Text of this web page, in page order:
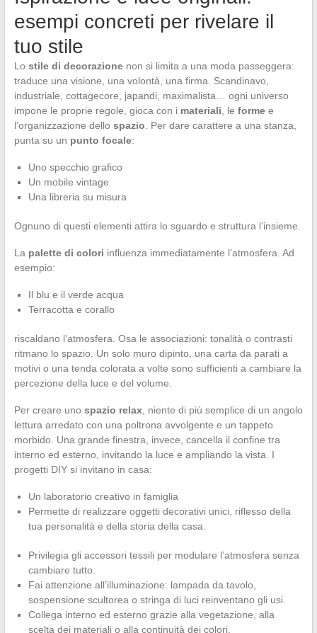
esempi concreti per rivelare il
tuo stile
Lo stile di decorazionenon si limita a una moda passeggera:
traduce una visione, una volontà, una firma. Scandinavo,
industriale, cottagecore, japandi, maximalista… ogni universo
impone le proprie regole, gioca con i materiali , le formee
l’organizzazione dello spazio . Per dare carattere a una stanza,
punta su un punto focale:
Uno specchio grafico
Un mobile vintage
Una libreria su misura
Ognuno di questi elementi attira lo sguardo e struttura l’insieme.
La palette di colori influenza immediatamente l’atmosfera. Ad
esempio:
Il blu e il verde acqua
Terracotta e corallo
riscaldano l’atmosfera. Osa le associazioni: tonalità o contrasti
ritmano lo spazio. Un solo muro dipinto, una carta da parati a
motivi o una tenda colorata a volte sono sufficienti a cambiare la
percezione della luce e del volume.
Per creare uno spazio relax, niente di più semplice di un angolo
lettura arredato con una poltrona avvolgente e un tappeto
morbido. Una grande finestra, invece, cancella il confine tra
interno ed esterno, invitando la luce e ampliando la vista. I
progetti DIY si invitano in casa:
Un laboratorio creativo in famiglia
Permette di realizzare oggetti decorativi unici, riflesso della
tua personalità e della storia della casa.
Privilegia gli accessori tessili per modulare l’atmosfera senza
cambiare tutto.
Fai attenzione all’illuminazione: lampada da tavolo,
sospensione scultorea o stringa di luci reinventano gli usi.
Collega interno ed esterno grazie alla vegetazione, alla
scelta dei materiali o alla continuità dei colori.